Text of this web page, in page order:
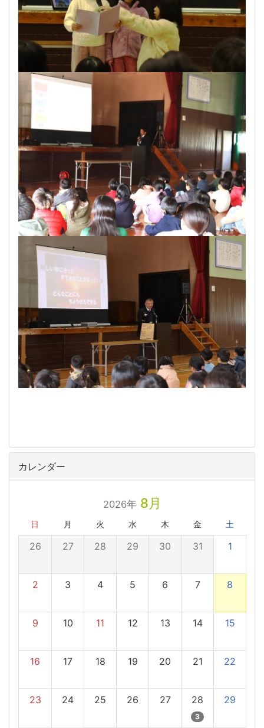
カレンダー
2026年8月
日 月 火 水 木 金 土
26 27 28 29 30 31 1
2 3 4 5 6 7 8
9 10 11 12 13 14 15
16 17 18 19 20 21 22
23 24 25 26 27 28
3
29